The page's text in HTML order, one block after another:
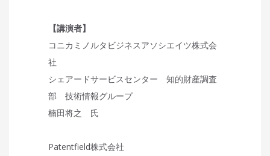
【講演者】
コニカミノルタビジネスアソシエイツ株式会
社
シェアードサービスセンター 知的財産調査
部 技術情報グループ
楠田将之 氏
Patentfield株式会社